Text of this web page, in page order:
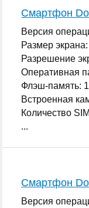
Смартфон
Версия
Размер
Разрешение
Оперативная
Флэш-память:
Встроенная
Количество
...
Смартфон
Версия